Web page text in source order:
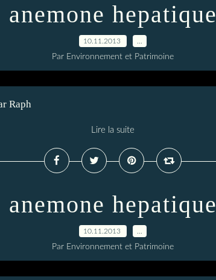
anemone hepatique
10.11.2013
Par Environnement et Patrimoine
Raph
Lire la suite
anemone hepatique
10.11.2013
Par Environnement et Patrimoine